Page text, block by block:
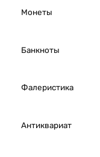
Монеты
Банкноты
Фалеристика
Антиквариат